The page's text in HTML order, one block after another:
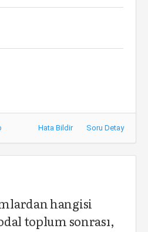
Hata Bildir Soru Detay
hangisi
toplum sonrası,